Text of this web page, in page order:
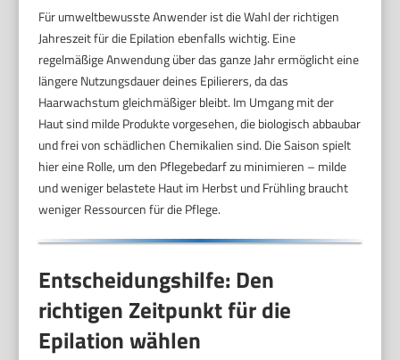
Für umweltbewusste Anwender ist die Wahl der richtigen
Jahreszeit für die Epilation ebenfalls wichtig. Eine
regelmäßige Anwendung über das ganze Jahr ermöglicht eine
längere Nutzungsdauer deines Epilierers, da das
Haarwachstum gleichmäßiger bleibt. Im Umgang mit der
Haut sind milde Produkte vorgesehen, die biologisch abbaubar
und frei von schädlichen Chemikalien sind. Die Saison spielt
hier eine Rolle, um den Pflegebedarf zu minimieren – milde
und weniger belastete Haut im Herbst und Frühling braucht
weniger Ressourcen für die Pflege.
Entscheidungshilfe: Den
richtigen Zeitpunkt für die
Epilation wählen